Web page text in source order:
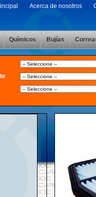
Acerca de nosotros
Químicos Bujías